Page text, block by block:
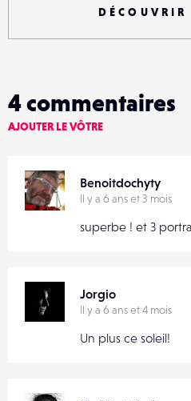
4commentaires
AJOUTER LE VÔTRE
Benoitdochyty
Il y a 6 ans et 3 mois
superbe ! et 3
Jorgio
Il y a 6 ans et 4 mois
Un plus ce soleil!